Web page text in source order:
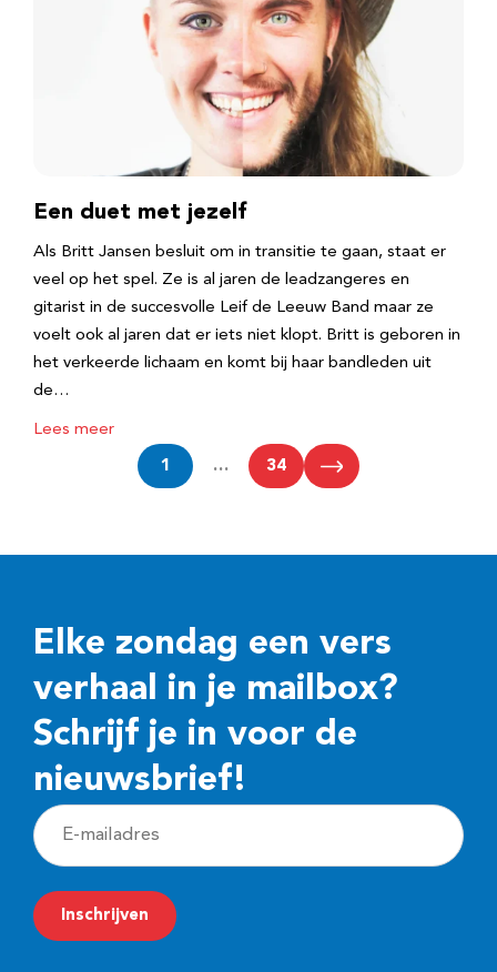
Een duet met jezelf
Als Britt Jansen besluit om in transitie te gaan, staat er
veel op het spel. Ze is al jaren de leadzangeres en
gitarist in de succesvolle Leif de Leeuw Band maar ze
voelt ook al jaren dat er iets niet klopt. Britt is geboren in
het verkeerde lichaam en komt bij haar bandleden uit
de…
Lees meer
1 … 34
Elke zondag een vers
verhaal in je mailbox?
Schrijf je in voor de
nieuwsbrief!
E
-
m
a
Inschrijven